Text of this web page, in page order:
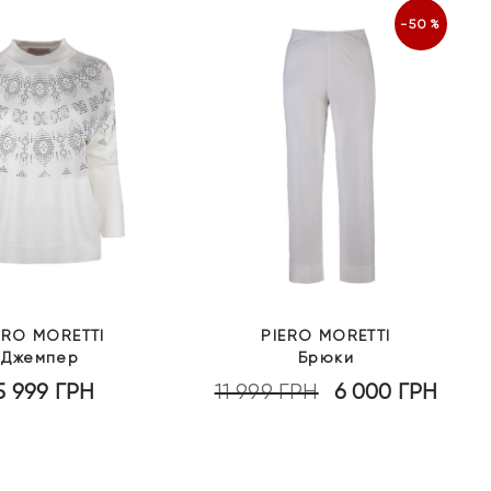
MORETTI
Джемпер
999 ГРН
-50%
PIERO MORETTI
Брюки
11 999ГРН
Оригінальна
6 000 ГРН